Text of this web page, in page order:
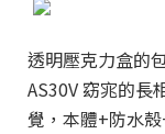
透明壓克力盒的
AS30V 窈宨的長
覺，本體+防水